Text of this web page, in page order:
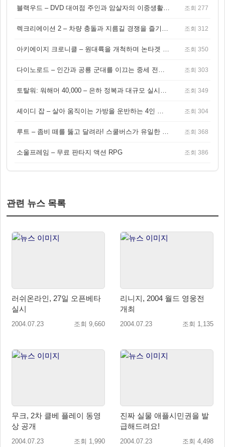
블랙우드 – DVD 대여점 주인과 암살자의 이중생활을 그린 3인칭 액션 스릴러 게임 조회 277
렉크리에이션 2 – 차량 충돌과 지름길 경쟁을 즐기는 오픈월드 아케이드 레이싱 게임 조회 312
아키에이지 크로니클 – 원대륙을 개척하며 논타겟 전투를 즐기는 오픈월드 MMORPG 조회 350
다이노로드 – 인간과 공룡 군대를 이끄는 중세 전략 액션 RPG 조회 303
토탈워: 워해머 40,000 – 은하 정복과 대규모 실시간 전투가 결합된 전략 게임! 조회 349
셰이디 잡 – 살아 움직이는 가방을 운반하는 4인 협동 물리 어드벤처 게임 조회 304
루트 – 좀비 떼를 뚫고 달려라! 스쿨버스가 유일한 집이 되는 4인 협동 생존 게임 조회 368
소울프레임 – 무료 판타지 액션 RPG 조회 386
관련 뉴스 목록
러쉬온라인, 27일 오픈베타
실시
2004.07.23 조회 9,660
리니지, 2004 월드 영웅전
개최
2004.07.23 조회 1,135
무크, 2차 클베 플레이 동영
상 공개
2004.07.23 조회 1,990
진짜 실물 애플시민권을 발
급해드려요!
2004.07.23 조회 4,498